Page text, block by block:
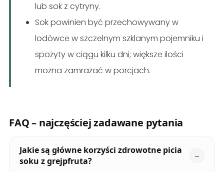
lub sok z cytryny.
Sok powinien być przechowywany w
lodówce w szczelnym szklanym pojemniku i
spożyty w ciągu kilku dni; większe ilości
można zamrażać w porcjach.
FAQ – najczęściej zadawane pytania
Jakie są główne korzyści zdrowotne picia
soku z grejpfruta?